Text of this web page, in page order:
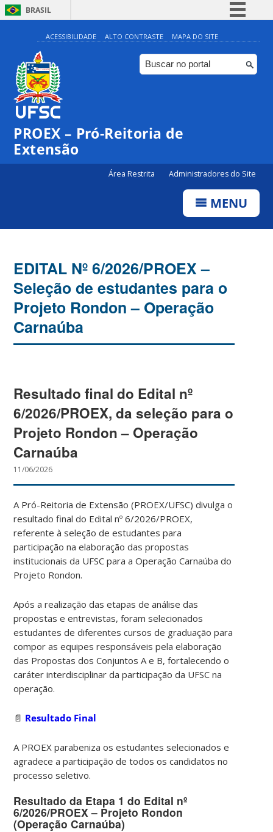
BRASIL
Simplifique!
Comunica BR
Participe
Canais
ACESSIBILIDADE ALTO CONTRASTE MAPA DO SITE
PROEX – Pró-Reitoria de
Extensão
Área Restrita Administradores do Site
MENU
EDITAL Nº 6/2026/PROEX –
Seleção de estudantes para o
Projeto Rondon – Operação
Carnaúba
Resultado final do Edital nº
6/2026/PROEX, da seleção para o
Projeto Rondon – Operação
Carnaúba
11/06/2026
A Pró-Reitoria de Extensão (PROEX/UFSC) divulga o
resultado final do Edital nº 6/2026/PROEX,
referente à seleção de estudantes para
participação na elaboração das propostas
institucionais da UFSC para a Operação Carnaúba do
Projeto Rondon.
Após a realização das etapas de análise das
propostas e entrevistas, foram selecionados
estudantes de diferentes cursos de graduação para
compor as equipes responsáveis pela elaboração
das Propostas dos Conjuntos A e B, fortalecendo o
caráter interdisciplinar da participação da UFSC na
operação.
📄 Resultado Final
A PROEX parabeniza os estudantes selecionados e
agradece a participação de todos os candidatos no
processo seletivo.
Resultado da Etapa 1 do Edital nº
6/2026/PROEX – Projeto Rondon
(Operação Carnaúba)